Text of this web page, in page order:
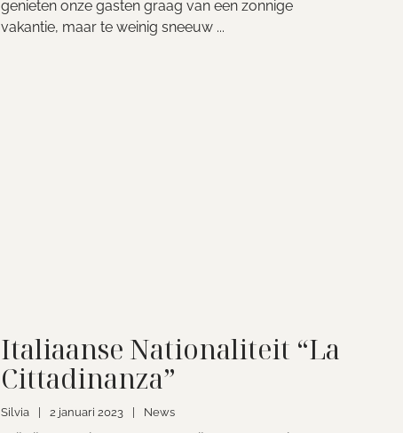
genieten onze gasten graag van een zonnige
vakantie, maar te weinig sneeuw ...
Italiaanse Nationaliteit “La
Cittadinanza”
Silvia 2 januari 2023 News